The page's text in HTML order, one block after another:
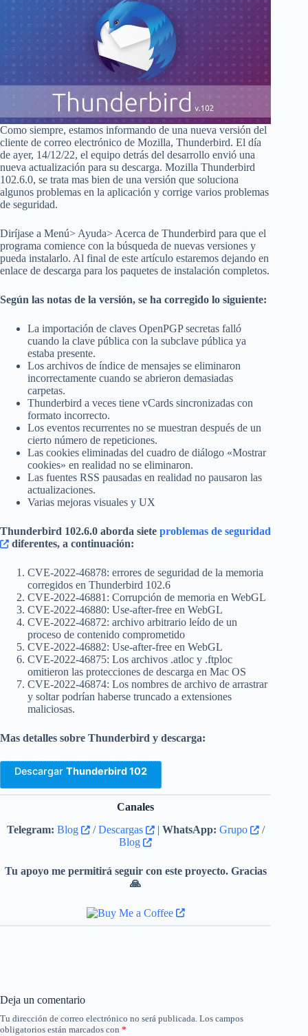
Como siempre, estamos informando de una nueva versión del
cliente de correo electrónico de Mozilla, Thunderbird. El día
de ayer, 14/12/22, el equipo detrás del desarrollo envió una
nueva actualización para su descarga. Mozilla Thunderbird
102.6.0, se trata mas bien de una versión que soluciona
algunos problemas en la aplicación y corrige varios problemas
de seguridad.
Diríjase a Menú> Ayuda> Acerca de Thunderbird para que el
programa comience con la búsqueda de nuevas versiones y
pueda instalarlo. Al final de este artículo estaremos dejando en
enlace de descarga para los paquetes de instalación completos.
Según las notas de la versión, se ha corregido lo siguiente:
La importación de claves OpenPGP secretas falló
cuando la clave pública con la subclave pública ya
estaba presente.
Los archivos de índice de mensajes se eliminaron
incorrectamente cuando se abrieron demasiadas
carpetas.
Thunderbird a veces tiene vCards sincronizadas con
formato incorrecto.
Los eventos recurrentes no se muestran después de un
cierto número de repeticiones.
Las cookies eliminadas del cuadro de diálogo «Mostrar
cookies» en realidad no se eliminaron.
Las fuentes RSS pausadas en realidad no pausaron las
actualizaciones.
Varias mejoras visuales y UX
Thunderbird 102.6.0 aborda siete problemas de seguridad
diferentes, a continuación:
CVE-2022-46878: errores de seguridad de la memoria
corregidos en Thunderbird 102.6
CVE-2022-46881: Corrupción de memoria en WebGL
CVE-2022-46880: Use-after-free en WebGL
CVE-2022-46872: archivo arbitrario leído de un
proceso de contenido comprometido
CVE-2022-46882: Use-after-free en WebGL
CVE-2022-46875: Los archivos .atloc y .ftploc
omitieron las protecciones de descarga en Mac OS
CVE-2022-46874: Los nombres de archivo de arrastrar
y soltar podrían haberse truncado a extensiones
maliciosas.
Mas detalles sobre Thunderbird y descarga:
Descargar Thunderbird 102
Canales
Telegram: Blog /Descargas | WhatsApp: Grupo
/
Blog
Tu apoyo me permitirá seguir con este proyecto. Gracias
🙏
Deja un comentario
Tu dirección de correo electrónico no será publicada. Los campos
obligatorios están marcados con *